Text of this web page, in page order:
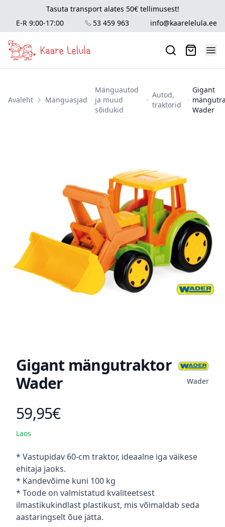
Tasuta transport alates 50€ tellimusest!
E-R 9:00-17:00
53 459 963 info@kaarelelula.ee
Avaleht Mänguasjad
Mänguautod
ja muud
sõidukid
Autod,
traktorid
Gigant
Wader
Gigant mängutraktor
Wader
Wader
Toote hind
59,95€
Laos
Kirjeldus
* Vastupidav 60-cm traktor, ideaalne iga väikese
ehitaja jaoks.
* Kandevõime kuni 100 kg
* Toode on valmistatud kvaliteetsest
ilmastikukindlast plastikust, mis võimaldab seda
aastaringselt õue jätta.